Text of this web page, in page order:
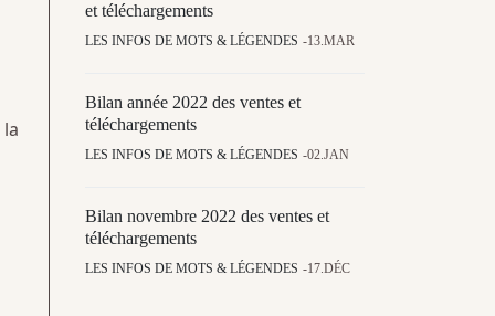
et téléchargements
LES INFOS DE MOTS & LÉGENDES 13.MAR
Bilan année 2022 des ventes et
téléchargements
LES INFOS DE MOTS & LÉGENDES 02.JAN
Bilan novembre 2022 des ventes et
téléchargements
LES INFOS DE MOTS & LÉGENDES 17.DÉC